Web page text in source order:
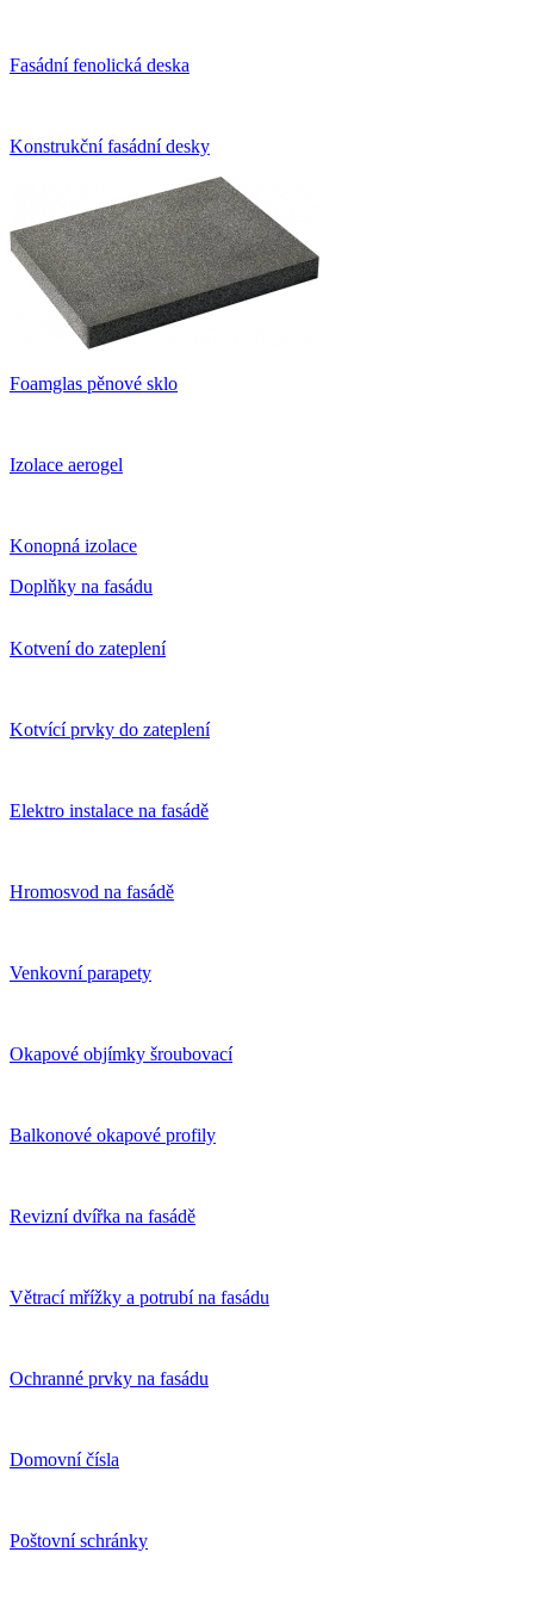
Fasádní fenolická deska
Konstrukční fasádní desky
Foamglas pěnové sklo
Izolace aerogel
Konopná izolace
Doplňky na fasádu
Kotvení do zateplení
Kotvící prvky do zateplení
Elektro instalace na fasádě
Hromosvod na fasádě
Venkovní parapety
Okapové objímky šroubovací
Balkonové okapové profily
Revizní dvířka na fasádě
Větrací mřížky a potrubí na fasádu
Ochranné prvky na fasádu
Domovní čísla
Poštovní schránky